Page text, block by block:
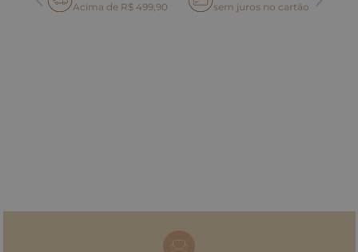
Acima de R$ 499,90
sem juros no cartão